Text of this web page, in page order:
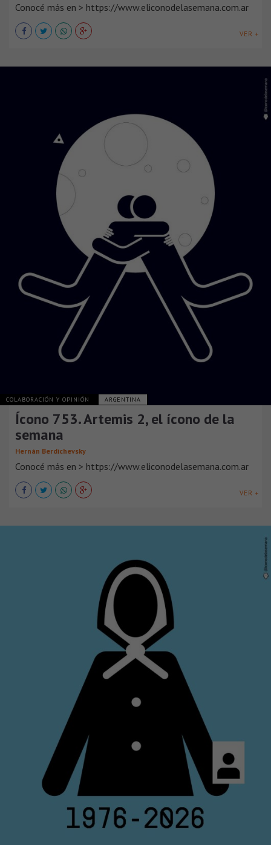
Conocé más en > https://www.eliconodelasemana.com.ar
VER +
COLABORACIÓN Y OPINIÓN ARGENTINA
Ícono 753. Artemis 2, el ícono de la
semana
Hernán Berdichevsky
Conocé más en > https://www.eliconodelasemana.com.ar
VER +